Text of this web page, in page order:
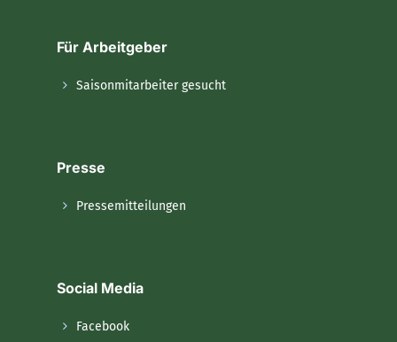
Für Arbeitgeber
Saisonmitarbeiter gesucht
Presse
Pressemitteilungen
Social Media
Facebook